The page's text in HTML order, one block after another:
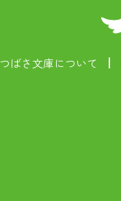
つばさ文庫について